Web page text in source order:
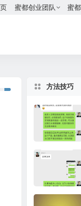
蜜都创业团队 蜜
方法技巧